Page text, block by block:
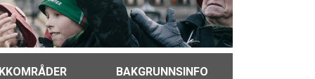
BAKGRUNNSINFO